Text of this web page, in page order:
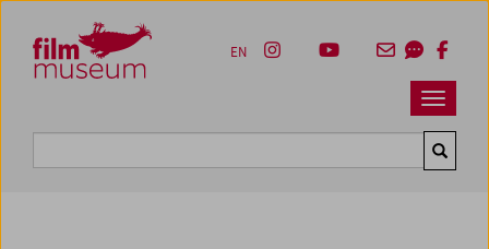
Zum Inhalt
Zum Hauptmenü
Zur Servicenavigation
Zum Suche
Navbar
EN